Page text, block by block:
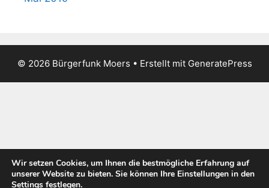
© 2026 Bürgerfunk Moers • Erstellt mit GeneratePress
Wir setzen Cookies, um Ihnen die bestmögliche Erfahrung auf
unserer Website zu bieten. Sie können Ihre Einstellungen in den
Settings festlegen.